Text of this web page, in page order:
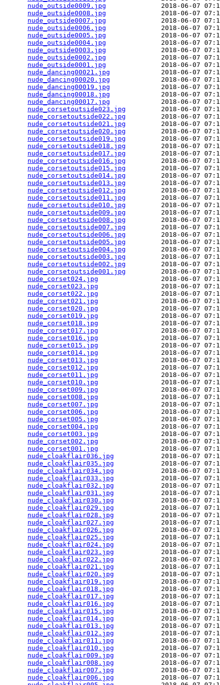
nude_outside0009.jpg
2018-06-07
nude_outside0008.jpg
2018-06-07
nude_outside0007.jpg
2018-06-07
nude_outside0006.jpg
2018-06-07
nude_outside0005.jpg
2018-06-07
nude_outside0004.jpg
2018-06-07
nude_outside0003.jpg
2018-06-07
nude_outside0002.jpg
2018-06-07
nude_outside0001.jpg
2018-06-07
nude_dancing00021.jpg
2018-06-07
nude_dancing00020.jpg
2018-06-07
nude_dancing00019.jpg
2018-06-07
nude_dancing00018.jpg
2018-06-07
nude_dancing00017.jpg
2018-06-07
nude_corsetoutside023.jpg
2018-06-07
nude_corsetoutside022.jpg
2018-06-07
nude_corsetoutside021.jpg
2018-06-07
nude_corsetoutside020.jpg
2018-06-07
nude_corsetoutside019.jpg
2018-06-07
nude_corsetoutside018.jpg
2018-06-07
nude_corsetoutside017.jpg
2018-06-07
nude_corsetoutside016.jpg
2018-06-07
nude_corsetoutside015.jpg
2018-06-07
nude_corsetoutside014.jpg
2018-06-07
nude_corsetoutside013.jpg
2018-06-07
nude_corsetoutside012.jpg
2018-06-07
nude_corsetoutside011.jpg
2018-06-07
nude_corsetoutside010.jpg
2018-06-07
nude_corsetoutside009.jpg
2018-06-07
nude_corsetoutside008.jpg
2018-06-07
nude_corsetoutside007.jpg
2018-06-07
nude_corsetoutside006.jpg
2018-06-07
nude_corsetoutside005.jpg
2018-06-07
nude_corsetoutside004.jpg
2018-06-07
nude_corsetoutside003.jpg
2018-06-07
nude_corsetoutside002.jpg
2018-06-07
nude_corsetoutside001.jpg
2018-06-07
nude_corset024.jpg
2018-06-07
nude_corset023.jpg
2018-06-07
nude_corset022.jpg
2018-06-07
nude_corset021.jpg
2018-06-07
nude_corset020.jpg
2018-06-07
nude_corset019.jpg
2018-06-07
nude_corset018.jpg
2018-06-07
nude_corset017.jpg
2018-06-07
nude_corset016.jpg
2018-06-07
nude_corset015.jpg
2018-06-07
nude_corset014.jpg
2018-06-07
nude_corset013.jpg
2018-06-07
nude_corset012.jpg
2018-06-07
nude_corset011.jpg
2018-06-07
nude_corset010.jpg
2018-06-07
nude_corset009.jpg
2018-06-07
nude_corset008.jpg
2018-06-07
nude_corset007.jpg
2018-06-07
nude_corset006.jpg
2018-06-07
nude_corset005.jpg
2018-06-07
nude_corset004.jpg
2018-06-07
nude_corset003.jpg
2018-06-07
nude_corset002.jpg
2018-06-07
nude_corset001.jpg
2018-06-07
nude_cloakflair036.jpg
2018-06-07
nude_cloakflair035.jpg
2018-06-07
nude_cloakflair034.jpg
2018-06-07
nude_cloakflair033.jpg
2018-06-07
nude_cloakflair032.jpg
2018-06-07
nude_cloakflair031.jpg
2018-06-07
nude_cloakflair030.jpg
2018-06-07
nude_cloakflair029.jpg
2018-06-07
nude_cloakflair028.jpg
2018-06-07
nude_cloakflair027.jpg
2018-06-07
nude_cloakflair026.jpg
2018-06-07
nude_cloakflair025.jpg
2018-06-07
nude_cloakflair024.jpg
2018-06-07
nude_cloakflair023.jpg
2018-06-07
nude_cloakflair022.jpg
2018-06-07
nude_cloakflair021.jpg
2018-06-07
nude_cloakflair020.jpg
2018-06-07
nude_cloakflair019.jpg
2018-06-07
nude_cloakflair018.jpg
2018-06-07
nude_cloakflair017.jpg
2018-06-07
nude_cloakflair016.jpg
2018-06-07
nude_cloakflair015.jpg
2018-06-07
nude_cloakflair014.jpg
2018-06-07
nude_cloakflair013.jpg
2018-06-07
nude_cloakflair012.jpg
2018-06-07
nude_cloakflair011.jpg
2018-06-07
nude_cloakflair010.jpg
2018-06-07
nude_cloakflair009.jpg
2018-06-07
nude_cloakflair008.jpg
2018-06-07
nude_cloakflair007.jpg
2018-06-07
nude_cloakflair006.jpg
2018-06-07